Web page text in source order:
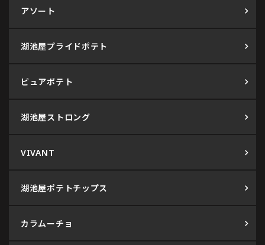
アソート
湖池屋プライドポテト
ピュアポテト
湖池屋ストロング
VIVANT
湖池屋ポテトチップス
カラムーチョ